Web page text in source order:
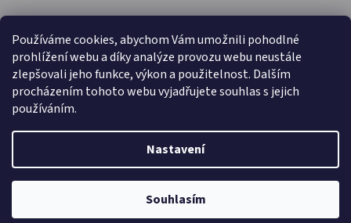
Používáme cookies, abychom Vám umožnili pohodlné
prohlížení webu a díky analýze provozu webu neustále
zlepšovali jeho funkce, výkon a použitelnost. Dalším
procházením tohoto webu vyjadřujete souhlas s jejich
používáním.
Nastavení
Souhlasím
PŘIJÍMÁME ONLINE PLATBY
Vytvořil Shoptet
Copyright 2026Capáčky.com. Všechna práva vyhrazena.